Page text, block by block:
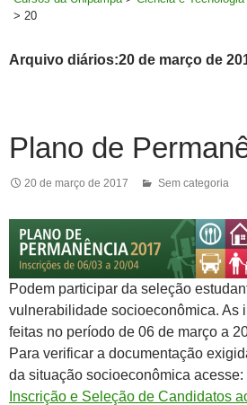
> 20
Arquivo diários:20 de março de
Plano de
20 de março de 2017 Sem categoria
Podem participar da seleção
vulnerabilidade socioeconômica. As
feitas no período de 06 de março a
Para verificar a documentação
da situação socioeconômica acesse:
Inscrição e Seleção de Candidatos